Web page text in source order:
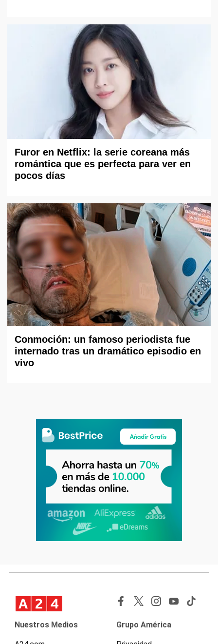
Furor en Netflix: la serie coreana más
romántica que es perfecta para ver en
pocos días
Conmoción: un famoso periodista fue
internado tras un dramático episodio en
vivo
Nuestros Medios Grupo América